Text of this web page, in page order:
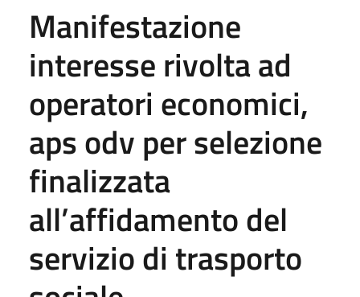
Manifestazione
interesse rivolta ad
operatori economici,
aps odv per selezione
finalizzata
all’affidamento del
servizio di trasporto